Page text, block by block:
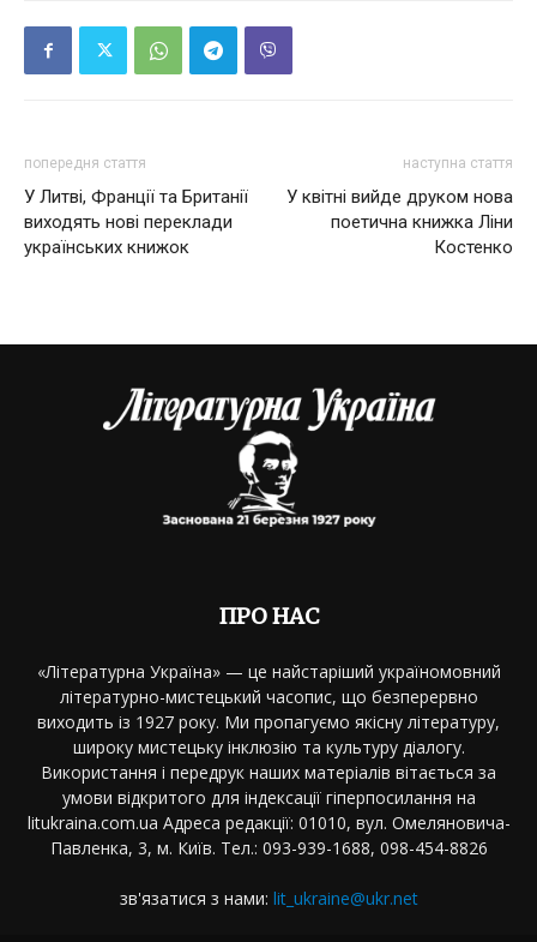
попередня стаття
У Литві, Франції та Британії
виходять нові переклади
українських книжок
наступна стаття
У квітні вийде друком нова
поетична книжка Ліни
Костенко
ПРО НАС
«Літературна Україна» — це найстаріший україномовний
літературно-мистецький часопис, що безперервно
виходить із 1927 року. Ми пропагуємо якісну літературу,
широку мистецьку інклюзію та культуру діалогу.
Використання і передрук наших матеріалів вітається за
умови відкритого для індексації гіперпосилання на
litukraina.com.ua Адреса редакції: 01010, вул. Омеляновича-
Павленка, 3, м. Київ. Тел.: 093-939-1688, 098-454-8826
зв'язатися з нами: lit_ukraine@ukr.net